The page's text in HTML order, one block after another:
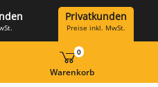
Privatkunden
Preise inkl. MwSt.
Warenkorb
0